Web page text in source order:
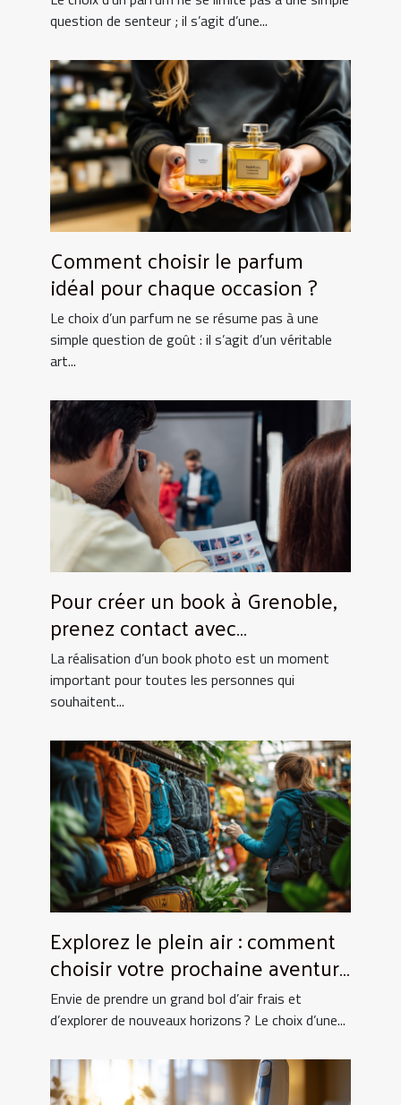
question de senteur ; il s’agit d’une...
Comment choisir le parfum
idéal pour chaque occasion ?
Le choix d’un parfum ne se résume pas à une
simple question de goût : il s’agit d’un véritable
art...
Pour créer un book à Grenoble,
prenez contact avec
UtopikPhoto !
La réalisation d’un book photo est un moment
important pour toutes les personnes qui
souhaitent...
Explorez le plein air : comment
choisir votre prochaine aventure
nature ?
Envie de prendre un grand bol d’air frais et
d’explorer de nouveaux horizons ? Le choix d’une...